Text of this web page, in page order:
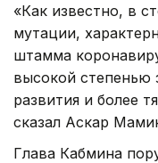
«Как известно, в
мутации,
штамма
высокой степенью
развития и более
сказал Аскар
Глава Кабмина